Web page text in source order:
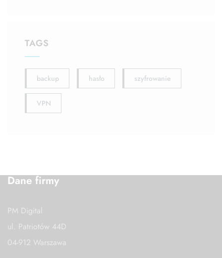
TAGS
backup hasło szyfrowanie
VPN
Dane firmy
PM Digital
ul. Patriotów 44D
04-912 Warszawa